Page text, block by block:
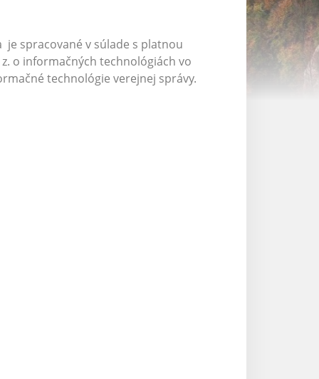
je spracované v súlade s platnou
o informačných technológiách vo
technológie verejnej správy.